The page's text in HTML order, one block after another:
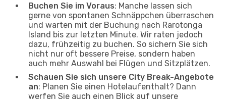
Buchen Sie im Voraus: Manche lassen sich
gerne von spontanen Schnäppchen überraschen
und warten mit der Buchung nach Rarotonga
Island bis zur letzten Minute. Wir raten jedoch
dazu, frühzeitig zu buchen. So sichern Sie sich
nicht nur oft bessere Preise, sondern haben
auch mehr Auswahl bei Flügen und Sitzplätzen.
Schauen Sie sich unsere City Break-Angebote
an: Planen Sie einen Hotelaufenthalt? Dann
werfen Sie auch einen Blick auf unsere